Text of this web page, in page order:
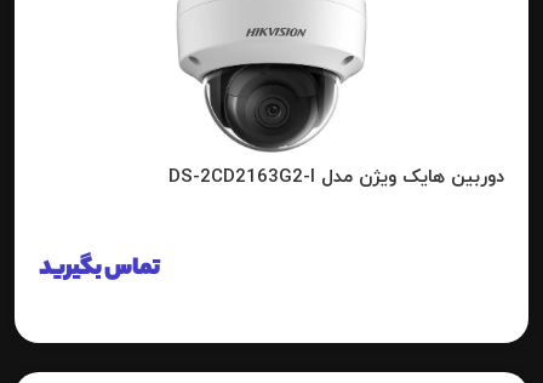
دوربین هایک ویژن مدل DS-2CD2163G2-I
تماس بگیرید